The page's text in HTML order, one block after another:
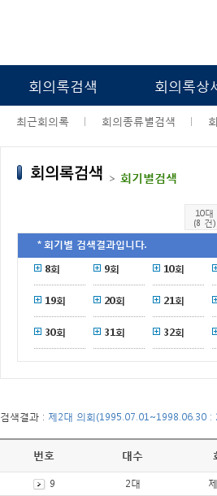
회의록검색
최근회의록 회의종류별검색
회의록상
> 회기별검색
10대
(8 건)
＊회기별 검색결과입니다.
8회
9회 10회
19회 20회 21회
30회 31회 32회
검색결과 : 제2대 의회(1995.07.01~1998.06.30 :
번호 대수
9 2대